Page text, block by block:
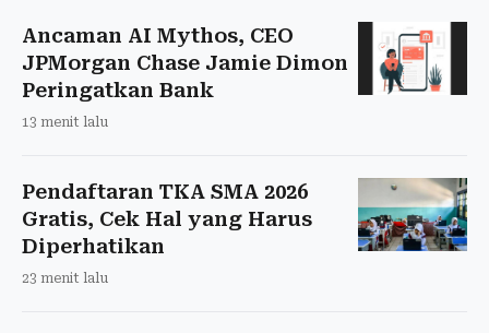
Ancaman AI Mythos, CEO
JPMorgan Chase Jamie Dimon
Peringatkan Bank
13 menit lalu
Pendaftaran TKA SMA 2026
Gratis, Cek Hal yang Harus
Diperhatikan
23 menit lalu